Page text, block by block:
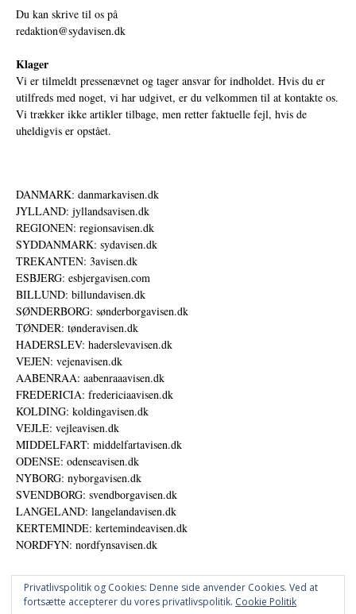
Du kan skrive til os på
redaktion@sydavisen.dk
Klager
Vi er tilmeldt pressenævnet og tager ansvar for indholdet. Hvis du er
utilfreds med noget, vi har udgivet, er du velkommen til at kontakte os.
Vi trækker ikke artikler tilbage, men retter faktuelle fejl, hvis de
uheldigvis er opstået.
DANMARK: danmarkavisen.dk
JYLLAND: jyllandsavisen.dk
REGIONEN: regionsavisen.dk
SYDDANMARK: sydavisen.dk
TREKANTEN: 3avisen.dk
ESBJERG: esbjergavisen.com
BILLUND: billundavisen.dk
SØNDERBORG: sønderborgavisen.dk
TØNDER: tønderavisen.dk
HADERSLEV: haderslevavisen.dk
VEJEN: vejenavisen.dk
AABENRAA: aabenraaavisen.dk
FREDERICIA: fredericiaavisen.dk
KOLDING: koldingavisen.dk
VEJLE: vejleavisen.dk
MIDDELFART: middelfartavisen.dk
ODENSE: odenseavisen.dk
NYBORG: nyborgavisen.dk
SVENDBORG: svendborgavisen.dk
LANGELAND: langelandavisen.dk
KERTEMINDE: kertemindeavisen.dk
NORDFYN: nordfynsavisen.dk
Privatlivspolitik og Cookies: Denne side anvender Cookies. Ved at
fortsætte accepterer du vores privatlivspolitik. Cookie Politik